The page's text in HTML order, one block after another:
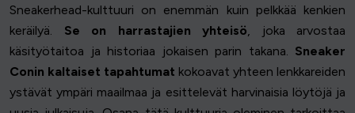
Sneakerhead-kulttuuri on enemmän kuin pelkkää kenkien
keräilyä. Se on harrastajien yhteisö, joka arvostaa
käsityötaitoa ja historiaa jokaisen parin takana. Sneaker
Conin kaltaiset tapahtumat kokoavat yhteen lenkkareiden
ystävät ympäri maailmaa ja esittelevät harvinaisia löytöjä ja